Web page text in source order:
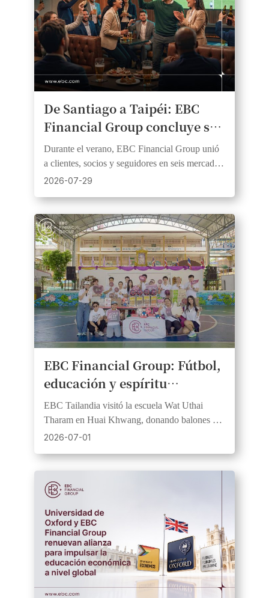
De Santiago a Taipéi: EBC
Financial Group concluye su
serie de retransmisiones en
directo de la temporada 2026
de la fiebre del fútbol.
Durante el verano, EBC Financial Group unió
a clientes, socios y seguidores en seis mercados
y tres continentes a través de eventos de fútbol
2026-07-29
EBC Financial Group: Fútbol, ​​
educación y espíritu
comunitario se unen en el
Día de Responsabilidad
Social Corporativa de las
Escuelas de Bangkok.
EBC Tailandia visitó la escuela Wat Uthai
Tharam en Huai Khwang, donando balones y
material didáctico en apoyo de los valores de la
2026-07-01